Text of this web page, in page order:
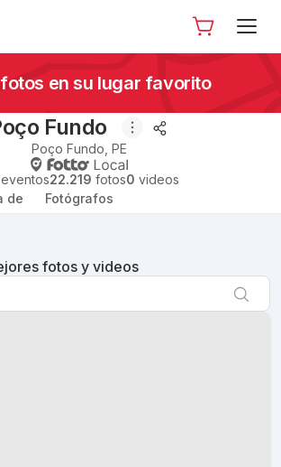
en su lugar favorito
Fundo
Poço Fundo PE
eventos22.219 fotos0 videos
de Fotógrafos
fotos y videos